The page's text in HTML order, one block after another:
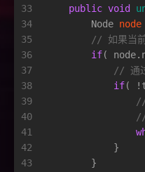
33
34
35
36
37
38
39
40
41
42
43
public void
Node node
// 如果当
if(
// 通
if(
            }
        }